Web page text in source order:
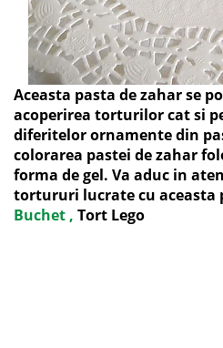
Aceasta pasta de zahar se
acoperirea torturilor cat si
diferitelor ornamente din
colorarea pastei de zahar
forma de gel. Va aduc in
tortururi lucrate cu aceasta
Buchet , Tort Lego